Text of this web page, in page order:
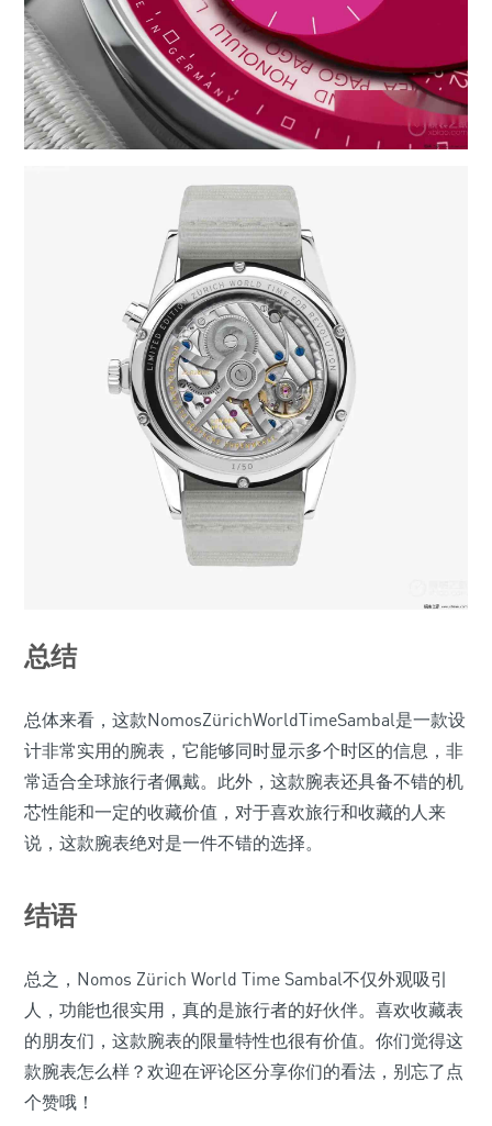
总结
总体来看，这款NomosZürichWorldTimeSambal是一款设
计非常实用的腕表，它能够同时显示多个时区的信息，非
常适合全球旅行者佩戴。此外，这款腕表还具备不错的机
芯性能和一定的收藏价值，对于喜欢旅行和收藏的人来
说，这款腕表绝对是一件不错的选择。
结语
总之，Nomos Zürich World Time Sambal不仅外观吸引
人，功能也很实用，真的是旅行者的好伙伴。喜欢收藏表
的朋友们，这款腕表的限量特性也很有价值。你们觉得这
款腕表怎么样？欢迎在评论区分享你们的看法，别忘了点
个赞哦！